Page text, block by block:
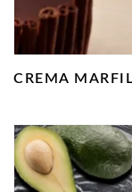
CREMA MARFIL